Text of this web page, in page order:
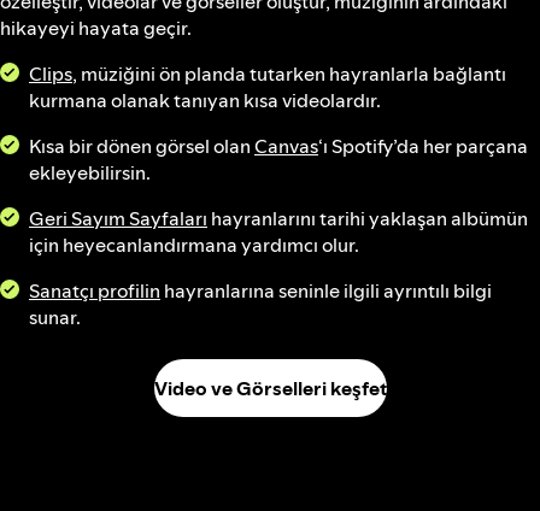
hikayeyi hayata geçir.
Clips, müziğini ön planda tutarken hayranlarla bağlantı
kurmana olanak tanıyan kısa videolardır.
Kısa bir dönen görsel olanCanvas‘ı Spotify’da her parçana
ekleyebilirsin.
Geri Sayım Sayfaları hayranlarını tarihi yaklaşan albümün
için heyecanlandırmana yardımcı olur.
Sanatçı profilin hayranlarına seninle ilgili ayrıntılı bilgi
sunar.
Video ve Görselleri keşfet